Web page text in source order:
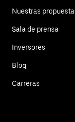
Nuestras
Sala de prensa
Inversores
Blog
Carreras